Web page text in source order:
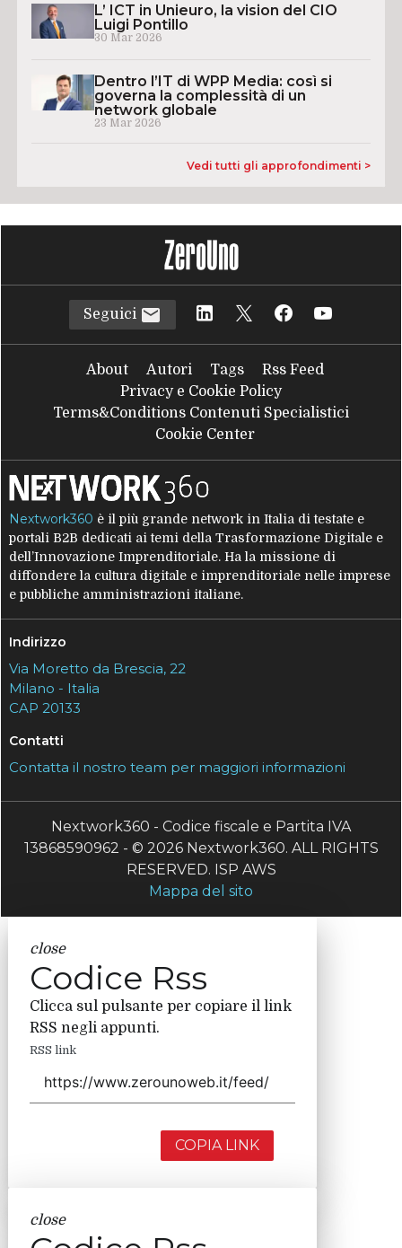
L’ ICT in Unieuro, la vision del CIO
Luigi Pontillo
30 Mar 2026
Dentro l’IT di WPP Media: così si
governa la complessità di un
network globale
23 Mar 2026
Vedi tutti gli approfondimenti >
Seguici
About Autori Tags
Rss Feed
Privacy e Cookie Policy
Terms&Conditions Contenuti Specialistici
Cookie Center
Nextwork360 è il più grande network in Italia di testate e
portali B2B dedicati ai temi della Trasformazione Digitale e
dell’Innovazione Imprenditoriale. Ha la missione di
diffondere la cultura digitale e imprenditoriale nelle imprese
e pubbliche amministrazioni italiane.
Indirizzo
Via Moretto da Brescia, 22
Milano - Italia
CAP 20133
Contatti
Contatta il nostro team per maggiori informazioni
Nextwork360 - Codice fiscale e Partita IVA
13868590962 - © 2026 Nextwork360. ALL RIGHTS
RESERVED. ISP AWS
Mappa del sito
close
Codice Rss
Clicca sul pulsante per copiare il link
RSS negli appunti.
RSS link
COPIA LINK
close